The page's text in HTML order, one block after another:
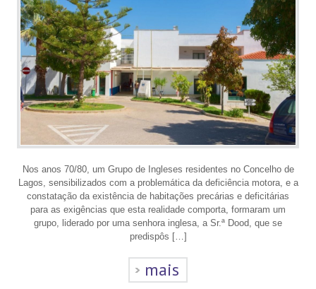
Nos anos 70/80, um Grupo de Ingleses residentes no Concelho de
Lagos, sensibilizados com a problemática da deficiência motora, e a
constatação da existência de habitações precárias e deficitárias
para as exigências que esta realidade comporta, formaram um
grupo, liderado por uma senhora inglesa, a Sr.ª Dood, que se
predispôs […]
mais